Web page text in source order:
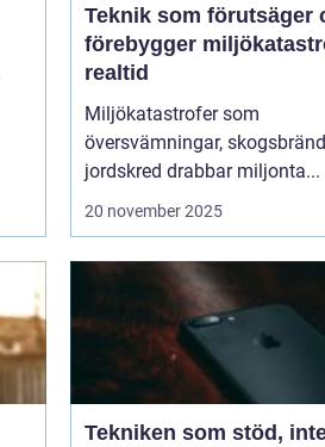
Teknik som förutsäger
förebygger
realtid
Miljökatastrofer som
översvämningar,
jordskred drabbar miljonta...
20 november 2025
Tekniken som stöd,